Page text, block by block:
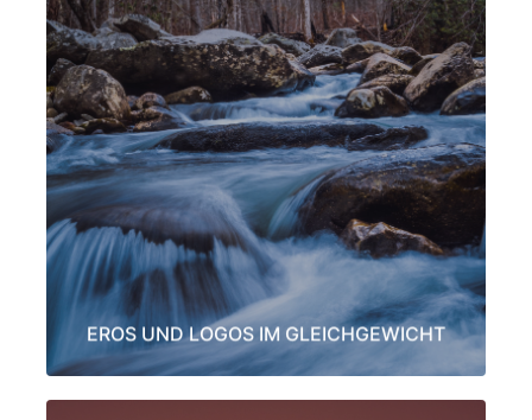
EROS UND LOGOS IM GLEICHGEWICHT
Spiritualität, Kultur, Natur und wir selbst werden geformt durch
eine einfließende Kraft die uns erlaubt, unsere Existenz und
unser Bewusstsein zu untersuchen, zusammen mit einer Kraft,
die das Wunder des Lebens ermöglicht. Der männliche Aspekt
ist mehr in dem Festgefügten und Unveränderlichen zuHause.
Der weibliche Strom fließt freier in Schönheit, Wechsel und
Veränderung. Diese zwei göttlichen Kräfte fließen im gleichen
Maß in der gesamten Schöpfung
LEARN MORE